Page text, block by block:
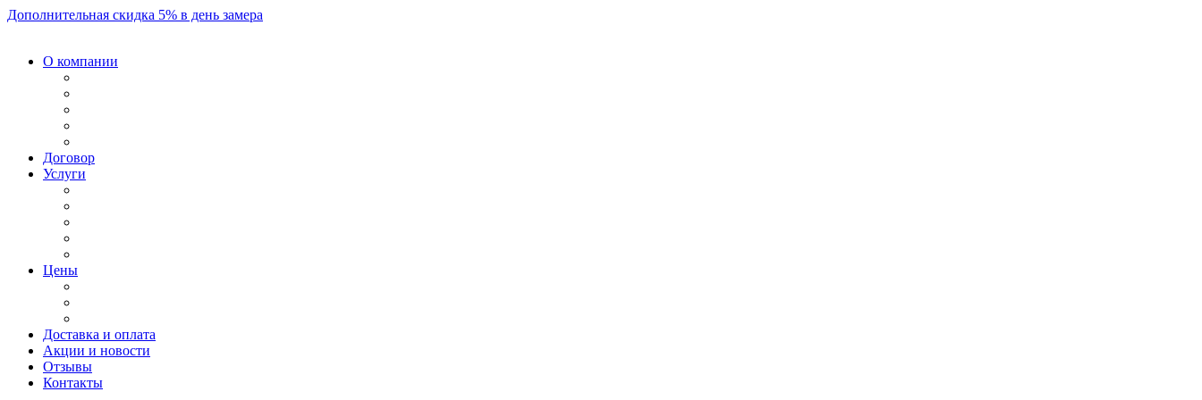
Дополнительная скидка 5% в день замера
О компании
Договор
Услуги
Цены
Доставка и оплата
Акции и новости
Отзывы
Контакты